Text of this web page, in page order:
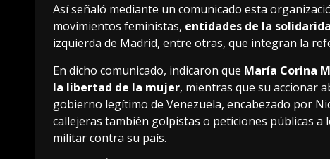
Así señaló mediante un comunicado esta
movimientos feministas, entidades de la
izquierda de Madrid, entre otras, que integran la
En dicho comunicado, indicaron que María Corina
la libertad de la mujer, mientras que su accionar
gobierno legítimo de Venezuela, encabezado por
callejeras también golpistas o peticiones públicas
militar contra su país.